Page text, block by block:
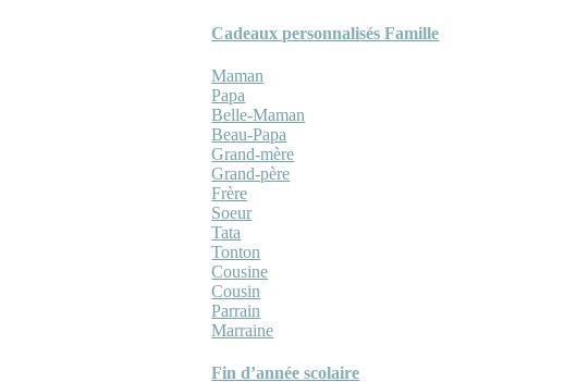
Cadeaux personnalisés Famille
Maman
Papa
Belle-Maman
Beau-Papa
Grand-mère
Grand-père
Frère
Soeur
Tata
Tonton
Cousine
Cousin
Parrain
Marraine
Fin d’année scolaire